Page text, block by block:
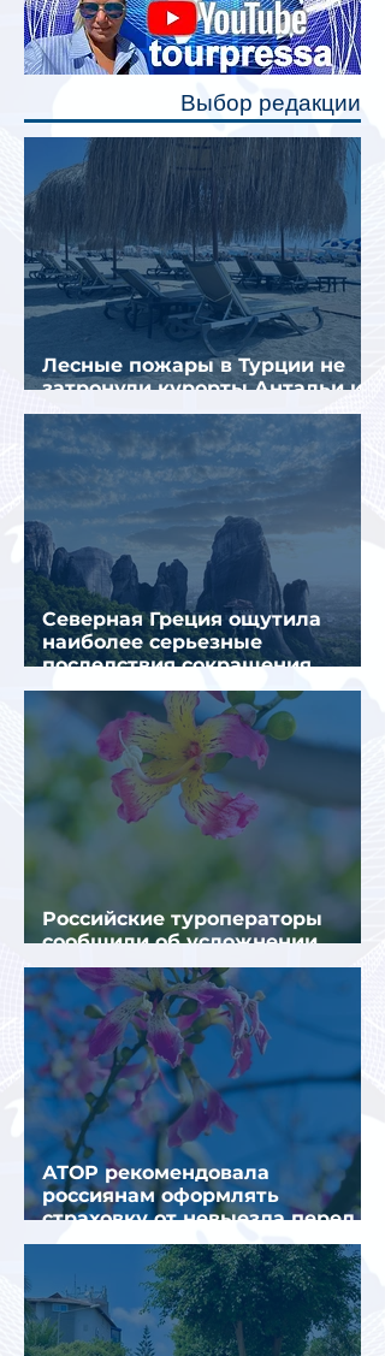
каждого спального места. Они
позволят пассажирам закрыть свою
полку во время сна или отдыха,
Выбор редакции
Лесные пожары в Турции не
затронули курорты Антальи и
Муглы
Северная Греция ощутила
наиболее серьезные
последствия сокращения
турпотока из России
Российские туроператоры
сообщили об усложнении
получения виз в Грецию
АТОР рекомендовала
россиянам оформлять
страховку от невыезда перед
поездкой в Грецию